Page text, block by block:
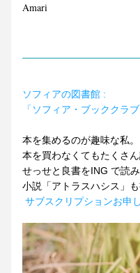
Amari
ソフィアの図書館 :
「ソフィア・ブッククラブ
本を集めるのが趣味な私
本を買わなくてもたくさ
せっせと良書をING で読
小説「アトラスハシス」
サブスクリプションお申